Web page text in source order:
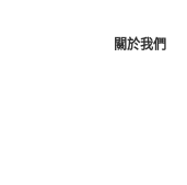
關於我們